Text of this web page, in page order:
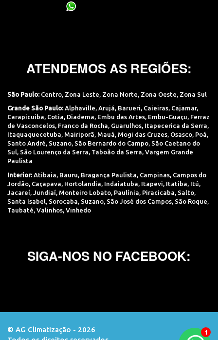
ATENDEMOS AS REGIÕES:
São Paulo: Centro, Zona Leste, Zona Norte, Zona Oeste, Zona Sul
Grande São Paulo: Alphaville, Arujá, Barueri, Caieiras, Cajamar,
Carapicuiba, Cotia, Diadema, Embu das Artes, Embu-Guaçu, Ferraz
de Vasconcelos, Franco da Rocha, Guarulhos, Itapecerica da Serra,
Itaquaquecetuba, Mairiporã, Mauá, Mogi das Cruzes, Osasco, Poá,
Santo André, Suzano, São Bernardo do Campo, São Caetano do
Sul, São Lourenço da Serra, Taboão da Serra, Vargem Grande
Paulista
Interior: Atibaia, Bauru, Bragança Paulista, Campinas, Campos do
Jordão, Caçapava, Hortolandia, Indaiatuba, Itapevi, Itatiba, Itú,
Jacareí, Jundiaí, Monteiro Lobato, Paulínia, Piracicaba, Salto,
Santa Isabel, Sorocaba, Suzano, São José dos Campos, São Roque,
Taubaté, Valinhos, Vinhedo
SIGA-NOS NO FACEBOOK:
© AG Climatização - 2026